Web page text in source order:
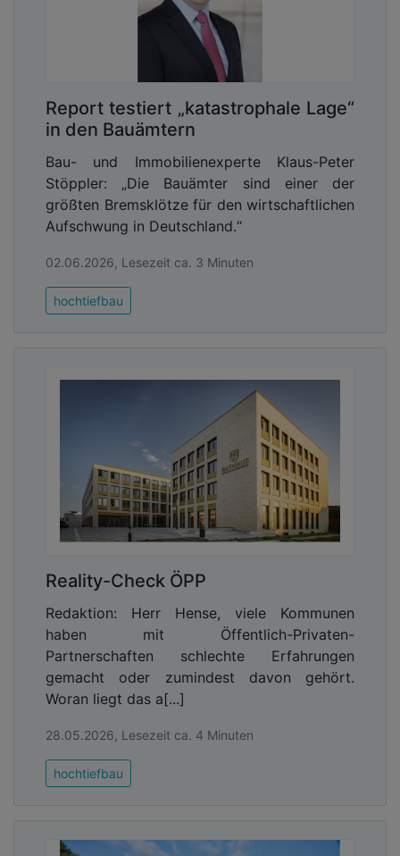
Report testiert „katastrophale Lage“
in den Bauämtern
Bau- und Immobilienexperte Klaus-Peter
Stöppler: „Die Bauämter sind einer der
größten Bremsklötze für den wirtschaftlichen
Aufschwung in Deutschland.“
02.06.2026, Lesezeit ca. 3 Minuten
hochtiefbau
Reality-Check ÖPP
Redaktion: Herr Hense, viele Kommunen
haben mit Öffentlich-Privaten-
Partnerschaften schlechte Erfahrungen
gemacht oder zumindest davon gehört.
Woran liegt das a[...]
28.05.2026, Lesezeit ca. 4 Minuten
hochtiefbau